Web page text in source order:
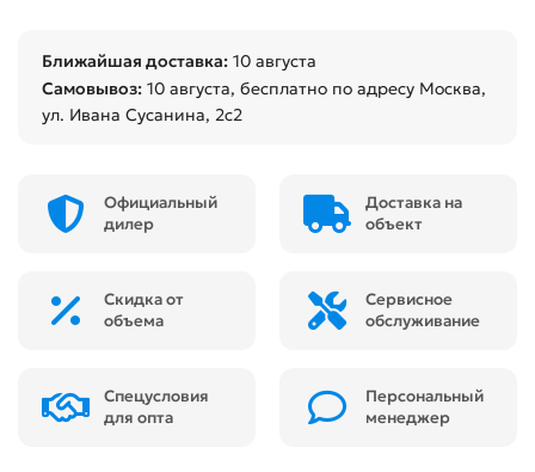
Ближайшая доставка: 10 августа
Самовывоз: 10 августа, бесплатно по адресу Москва,
ул. Ивана Сусанина, 2с2
Официальный
дилер
Доставка на
объект
Скидка от
объема
Сервисное
обслуживание
Спецусловия
для опта
Персональный
менеджер